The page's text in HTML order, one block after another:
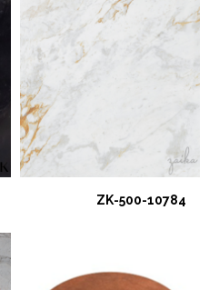
ZK-500-10784